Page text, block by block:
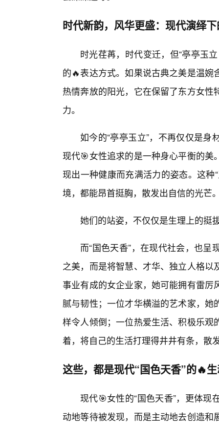
时代新韵，风华更盛：现代演绎
时光荏苒，时代变迁，但“亭亭玉
的🔥表达方式。如果说古典之美是温
热情奔放的阳光，它在保留了东方女
力。
如今的“亭亭玉立”，不再仅仅是
现代🎯女性追求的是一种身心平衡的
现出一种健康而充满活力的姿态。这
境，都能昂首挺胸，散发出自信的光芒
她们的站姿，不仅仅是生理上的挺
而“国色天香”，在现代社会，也
之美，而是将智慧、才华、独立人格
事业有成的女企业家，她可能拥有雷
腻与韧性；一位才华横溢的艺术家，
样令人倾倒；一位热爱生活、积极乐
着，将自己的生活打理得井井有条，散
这些，都是现代“国色天香”的🔥
现代🎯女性的“国色天香”，更体
动地等待被发现，而是主动地去创造